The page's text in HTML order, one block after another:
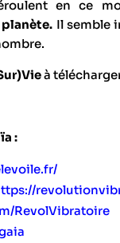
en ce
Il semble
à
:
RevolVibratoire